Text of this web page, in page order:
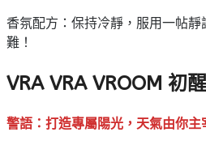
香氛配方：保持冷靜，服用一帖
難！
VRA VRA VROOM 初
警語：打造專屬陽光，天氣由你主